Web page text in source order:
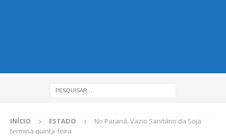
INÍCIO ESTADO
No Paraná, Vazio Sanitário da Soja
termina quinta-feira